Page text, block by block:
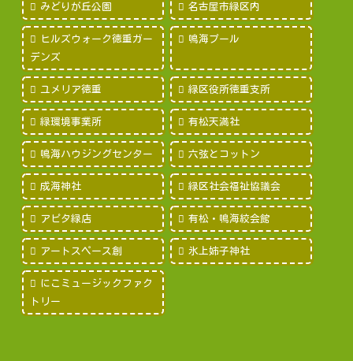
みどりが丘公園 名古屋市緑区内
ヒルズウォーク徳重ガー
デンズ
鳴海プール
ユメリア徳重 緑区役所徳重支所
緑環境事業所 有松天満社
鳴海ハウジングセンター 六弦とコットン
成海神社 緑区社会福祉協議会
アピタ緑店 有松・鳴海絞会館
アートスペース創 氷上姉子神社
にこミュージックファク
トリー